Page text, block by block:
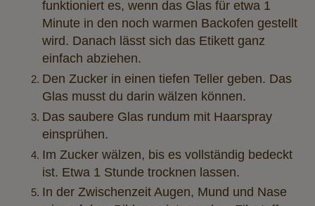
funktioniert es, wenn das Glas für etwa 1
Minute in den noch warmen Backofen gestellt
wird. Danach lässt sich das Etikett ganz
einfach abziehen.
Den Zucker in einen tiefen Teller geben. Das
Glas musst du darin wälzen können.
Das saubere Glas rundum mit Haarspray
einsprühen.
Im Zucker wälzen, bis es vollständig bedeckt
ist. Etwa 1 Stunde trocknen lassen.
In der Zwischenzeit Augen, Mund und Nase